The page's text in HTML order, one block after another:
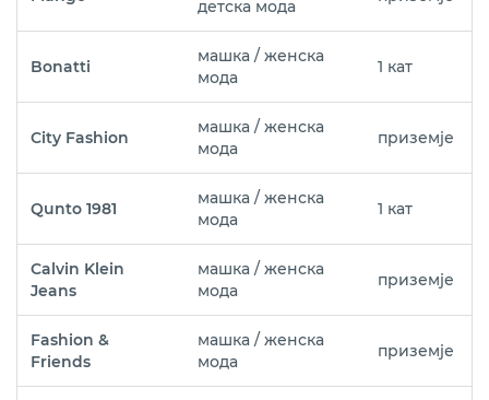
детска мода
Bonatti
машка / женска
мода
1 кат
City Fashion
машка / женска
мода
приземје
Qunto 1981
машка / женска
мода
1 кат
Calvin Klein
Jeans
машка / женска
мода
приземје
Fashion &
Friends
машка / женска
мода
приземје